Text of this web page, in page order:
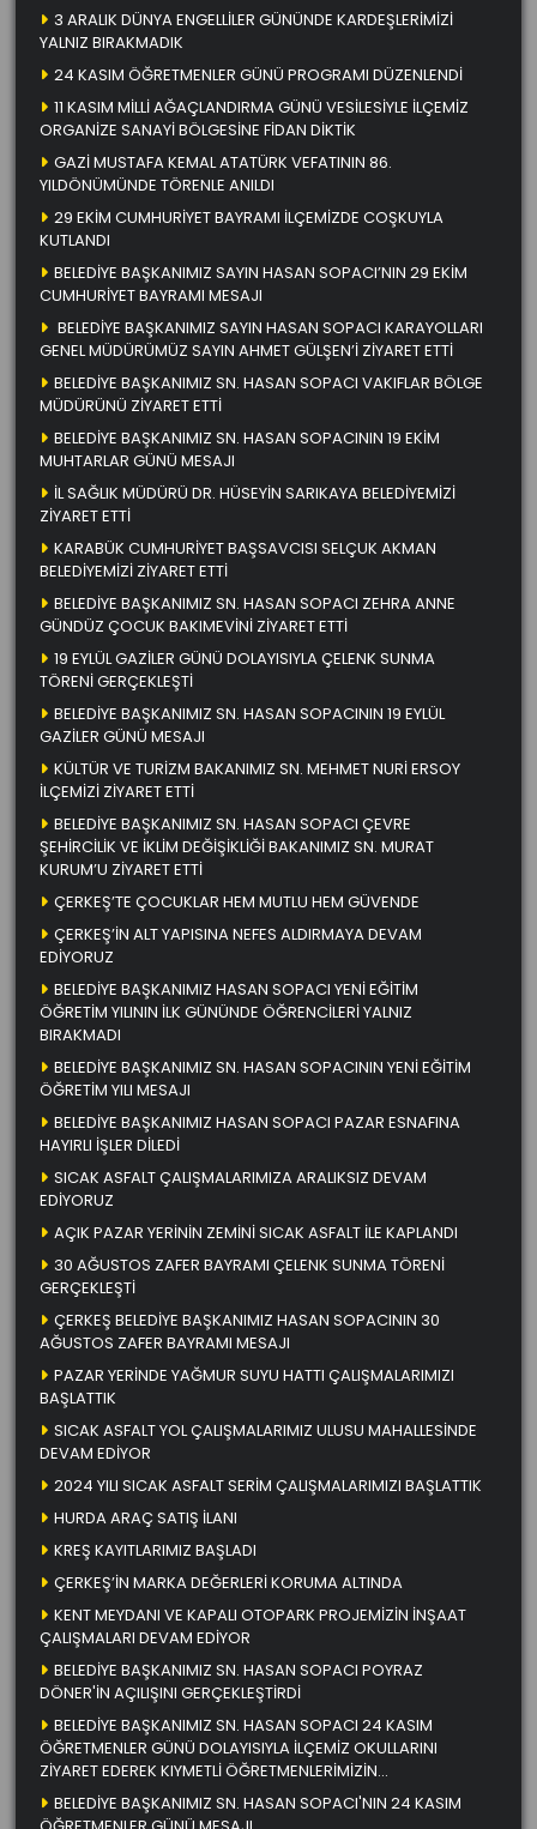
3 ARALIK DÜNYA ENGELLİLER GÜNÜNDE KARDEŞLERİMİZİ
YALNIZ BIRAKMADIK
24 KASIM ÖĞRETMENLER GÜNÜ PROGRAMI DÜZENLENDİ
11 KASIM MİLLİ AĞAÇLANDIRMA GÜNÜ VESİLESİYLE İLÇEMİZ
ORGANİZE SANAYİ BÖLGESİNE FİDAN DİKTİK
GAZİ MUSTAFA KEMAL ATATÜRK VEFATININ 86.
YILDÖNÜMÜNDE TÖRENLE ANILDI
29 EKİM CUMHURİYET BAYRAMI İLÇEMİZDE COŞKUYLA
KUTLANDI
BELEDİYE BAŞKANIMIZ SAYIN HASAN SOPACI’NIN 29 EKİM
CUMHURİYET BAYRAMI MESAJI
BELEDİYE BAŞKANIMIZ SAYIN HASAN SOPACI KARAYOLLARI
GENEL MÜDÜRÜMÜZ SAYIN AHMET GÜLŞEN’İ ZİYARET ETTİ
BELEDİYE BAŞKANIMIZ SN. HASAN SOPACI VAKIFLAR BÖLGE
MÜDÜRÜNÜ ZİYARET ETTİ
BELEDİYE BAŞKANIMIZ SN. HASAN SOPACININ 19 EKİM
MUHTARLAR GÜNÜ MESAJI
İL SAĞLIK MÜDÜRÜ DR. HÜSEYİN SARIKAYA BELEDİYEMİZİ
ZİYARET ETTİ
KARABÜK CUMHURİYET BAŞSAVCISI SELÇUK AKMAN
BELEDİYEMİZİ ZİYARET ETTİ
BELEDİYE BAŞKANIMIZ SN. HASAN SOPACI ZEHRA ANNE
GÜNDÜZ ÇOCUK BAKIMEVİNİ ZİYARET ETTİ
19 EYLÜL GAZİLER GÜNÜ DOLAYISIYLA ÇELENK SUNMA
TÖRENİ GERÇEKLEŞTİ
BELEDİYE BAŞKANIMIZ SN. HASAN SOPACININ 19 EYLÜL
GAZİLER GÜNÜ MESAJI
KÜLTÜR VE TURİZM BAKANIMIZ SN. MEHMET NURİ ERSOY
İLÇEMİZİ ZİYARET ETTİ
BELEDİYE BAŞKANIMIZ SN. HASAN SOPACI ÇEVRE
ŞEHİRCİLİK VE İKLİM DEĞİŞİKLİĞİ BAKANIMIZ SN. MURAT
KURUM’U ZİYARET ETTİ
ÇERKEŞ’TE ÇOCUKLAR HEM MUTLU HEM GÜVENDE
ÇERKEŞ’İN ALT YAPISINA NEFES ALDIRMAYA DEVAM
EDİYORUZ
BELEDİYE BAŞKANIMIZ HASAN SOPACI YENİ EĞİTİM
ÖĞRETİM YILININ İLK GÜNÜNDE ÖĞRENCİLERİ YALNIZ
BIRAKMADI
BELEDİYE BAŞKANIMIZ SN. HASAN SOPACININ YENİ EĞİTİM
ÖĞRETİM YILI MESAJI
BELEDİYE BAŞKANIMIZ HASAN SOPACI PAZAR ESNAFINA
HAYIRLI İŞLER DİLEDİ
SICAK ASFALT ÇALIŞMALARIMIZA ARALIKSIZ DEVAM
EDİYORUZ
AÇIK PAZAR YERİNİN ZEMİNİ SICAK ASFALT İLE KAPLANDI
30 AĞUSTOS ZAFER BAYRAMI ÇELENK SUNMA TÖRENİ
GERÇEKLEŞTİ
ÇERKEŞ BELEDİYE BAŞKANIMIZ HASAN SOPACININ 30
AĞUSTOS ZAFER BAYRAMI MESAJI
PAZAR YERİNDE YAĞMUR SUYU HATTI ÇALIŞMALARIMIZI
BAŞLATTIK
SICAK ASFALT YOL ÇALIŞMALARIMIZ ULUSU MAHALLESİNDE
DEVAM EDİYOR
2024 YILI SICAK ASFALT SERİM ÇALIŞMALARIMIZI BAŞLATTIK
HURDA ARAÇ SATIŞ İLANI
KREŞ KAYITLARIMIZ BAŞLADI
ÇERKEŞ’İN MARKA DEĞERLERİ KORUMA ALTINDA
KENT MEYDANI VE KAPALI OTOPARK PROJEMİZİN İNŞAAT
ÇALIŞMALARI DEVAM EDİYOR
BELEDİYE BAŞKANIMIZ SN. HASAN SOPACI POYRAZ
DÖNER'İN AÇILIŞINI GERÇEKLEŞTİRDİ
BELEDİYE BAŞKANIMIZ SN. HASAN SOPACI 24 KASIM
ÖĞRETMENLER GÜNÜ DOLAYISIYLA İLÇEMİZ OKULLARINI
ZİYARET EDEREK KIYMETLİ ÖĞRETMENLERİMİZİN
ÖĞRETMENLER GÜNÜNÜ KUTLADI
BELEDİYE BAŞKANIMIZ SN. HASAN SOPACI'NIN 24 KASIM